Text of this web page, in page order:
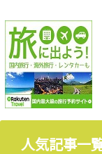
人気記事一